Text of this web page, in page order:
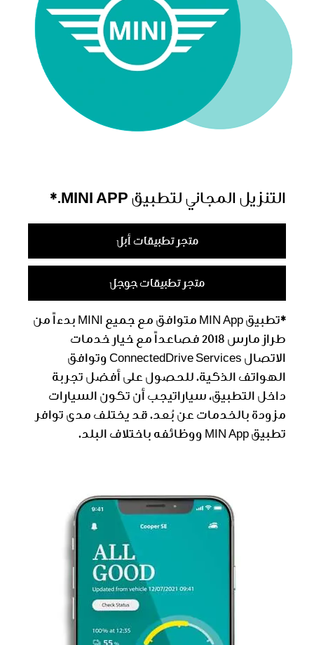
التنزيل المجاني لتطبيق MINI APP.*
متجر تطبيقات أبل
متجر تطبيقات جوجل
*تطبيق MIN App متوافق مع جميع MINI بدءاً من
طراز مارس 2018 فصاعداً مع خيار خدمات
الاتصال ConnectedDrive Services وتوافق
الهواتف الذكية. للحصول على أفضل تجربة
داخل التطبيق، سياراتيجب أن تكون السيارات
مزودة بالخدمات عن بُعد. قد يختلف مدى توافر
تطبيق MIN App ووظائفه باختلاف البلد.